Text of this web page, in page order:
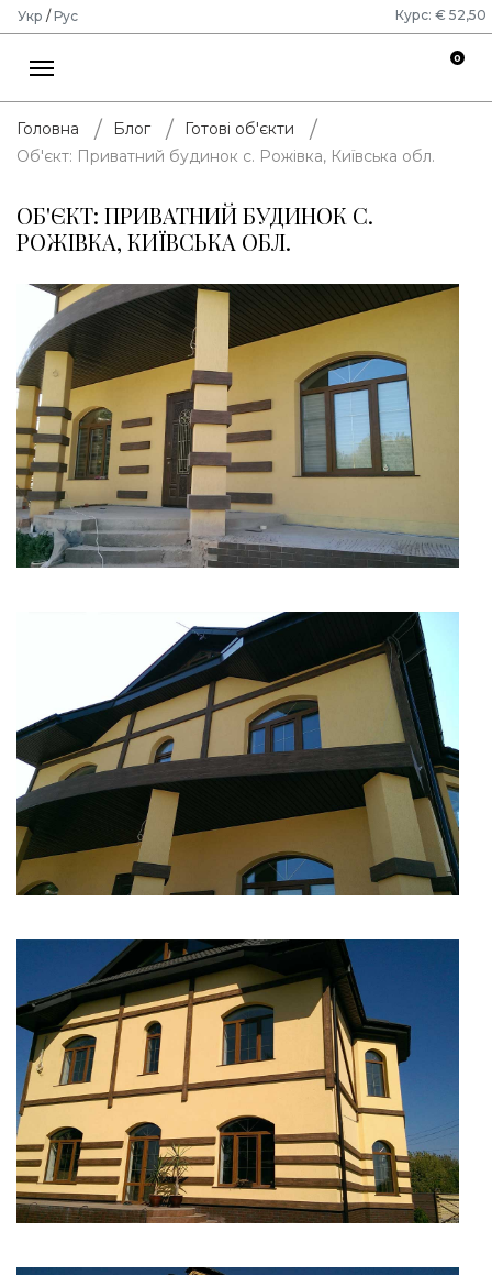
Укр / Рус Курс: € 52,50
0
Головна Блог
Готові об'єкти
Об'єкт: Приватний будинок с. Рожівка, Київська обл.
ОБ'ЄКТ: ПРИВАТНИЙ БУДИНОК С.
РОЖІВКА, КИЇВСЬКА ОБЛ.